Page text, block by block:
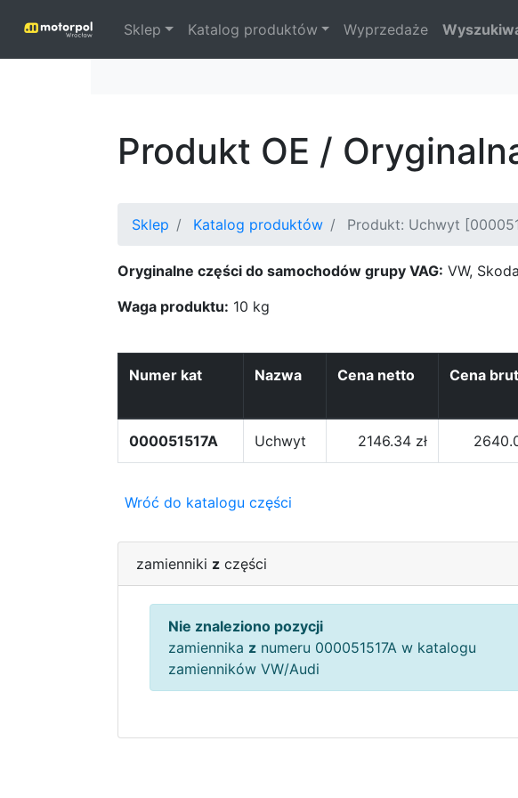
Sklep Katalog produktów Wyprzedaże
Produkt OE /
Sklep Katalog produktów Produkt: Uchwyt
Oryginalne części do samochodów grupy VAG: VW,
Waga produktu: 10 kg
Numer kat Nazwa Cena netto Cena
000051517A Uchwyt 2146.34 zł
Wróć do katalogu części
zamienniki z części
Nie znaleziono pozycji
zamiennika z numeru 000051517A w katalogu
zamienników VW/Audi